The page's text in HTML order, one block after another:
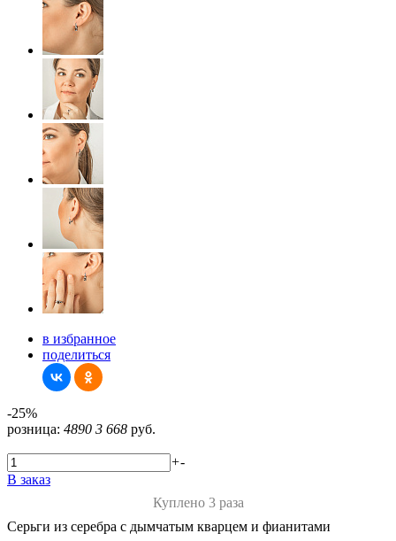
в избранное
поделиться
-25%
розница: 4890 3 668 руб.
+-
В заказ
Куплено 3 раза
Серьги из серебра с дымчатым кварцем и фианитами